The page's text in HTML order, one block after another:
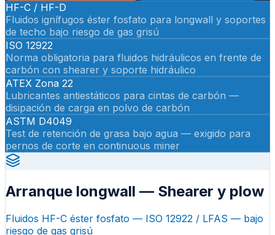
HF-C / HF-D
Fluidos ignífugos éster fosfato para longwall y soportes
de techo bajo riesgo de gas grisú
ISO 12922
Norma obligatoria para fluidos hidráulicos en frente de
carbón con shearer y soporte hidráulico
ATEX Zona 22
Lubricantes antiestáticos para cintas de carbón —
disipación de carga en polvo de carbón
ASTM D4049
Test de retención de grasa bajo agua — exigido para
pernos de corte en continuous miner
Arranque longwall — Shearer y plow
Fluidos HF-C éster fosfato — ISO 12922 / LFAS — bajo
riesgo de gas grisú